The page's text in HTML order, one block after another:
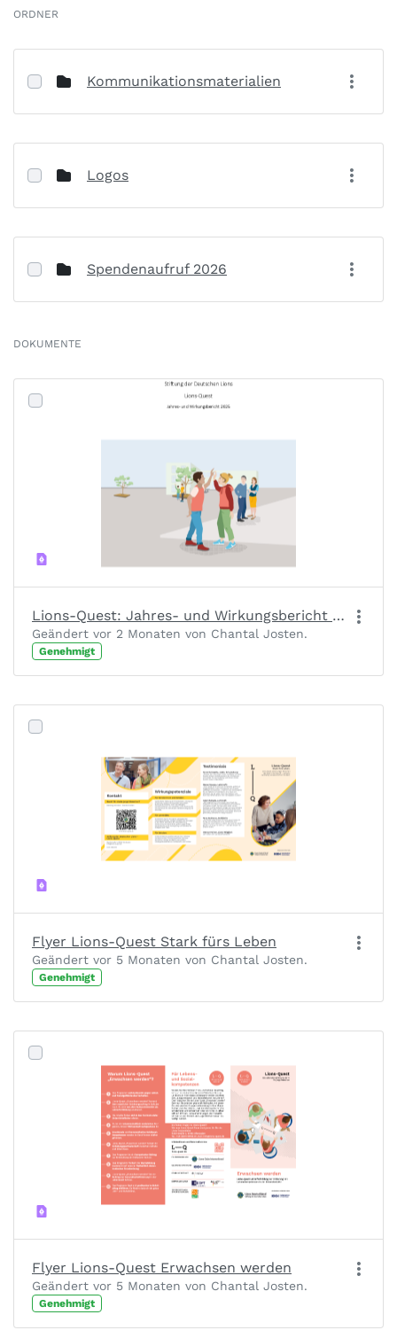
ORDNER
Kommunikationsmaterialien
Logos
Spendenaufruf 2026
DOKUMENTE
Lions-Quest: Jahres- und Wirkungsbericht 2025
Geändert vor 2 Monaten von Chantal Josten.
Genehmigt
Flyer Lions-Quest Stark fürs Leben
Geändert vor 5 Monaten von Chantal Josten.
Genehmigt
Flyer Lions-Quest Erwachsen werden
Geändert vor 5 Monaten von Chantal Josten.
Genehmigt